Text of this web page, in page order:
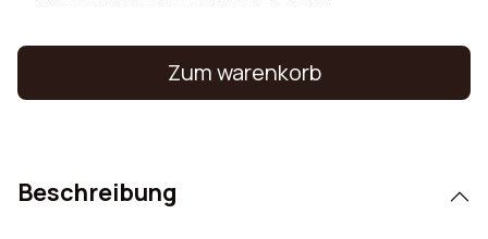
Zum warenkorb
Beschreibung